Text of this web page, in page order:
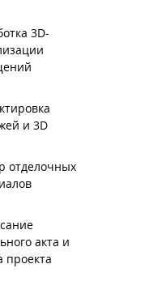
3D-
и 3D
отделочных
акта и
проекта